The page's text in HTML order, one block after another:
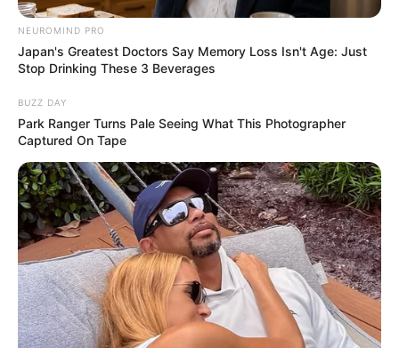
NEUROMIND PRO
Japan's Greatest Doctors Say Memory Loss Isn't Age: Just
Stop Drinking These 3 Beverages
BUZZ DAY
Park Ranger Turns Pale Seeing What This Photographer
Captured On Tape